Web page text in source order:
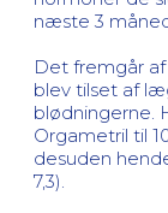
næste 3
Det fremgår
blev tilset af
blødningerne.
Orgametril til
desuden
7,3).